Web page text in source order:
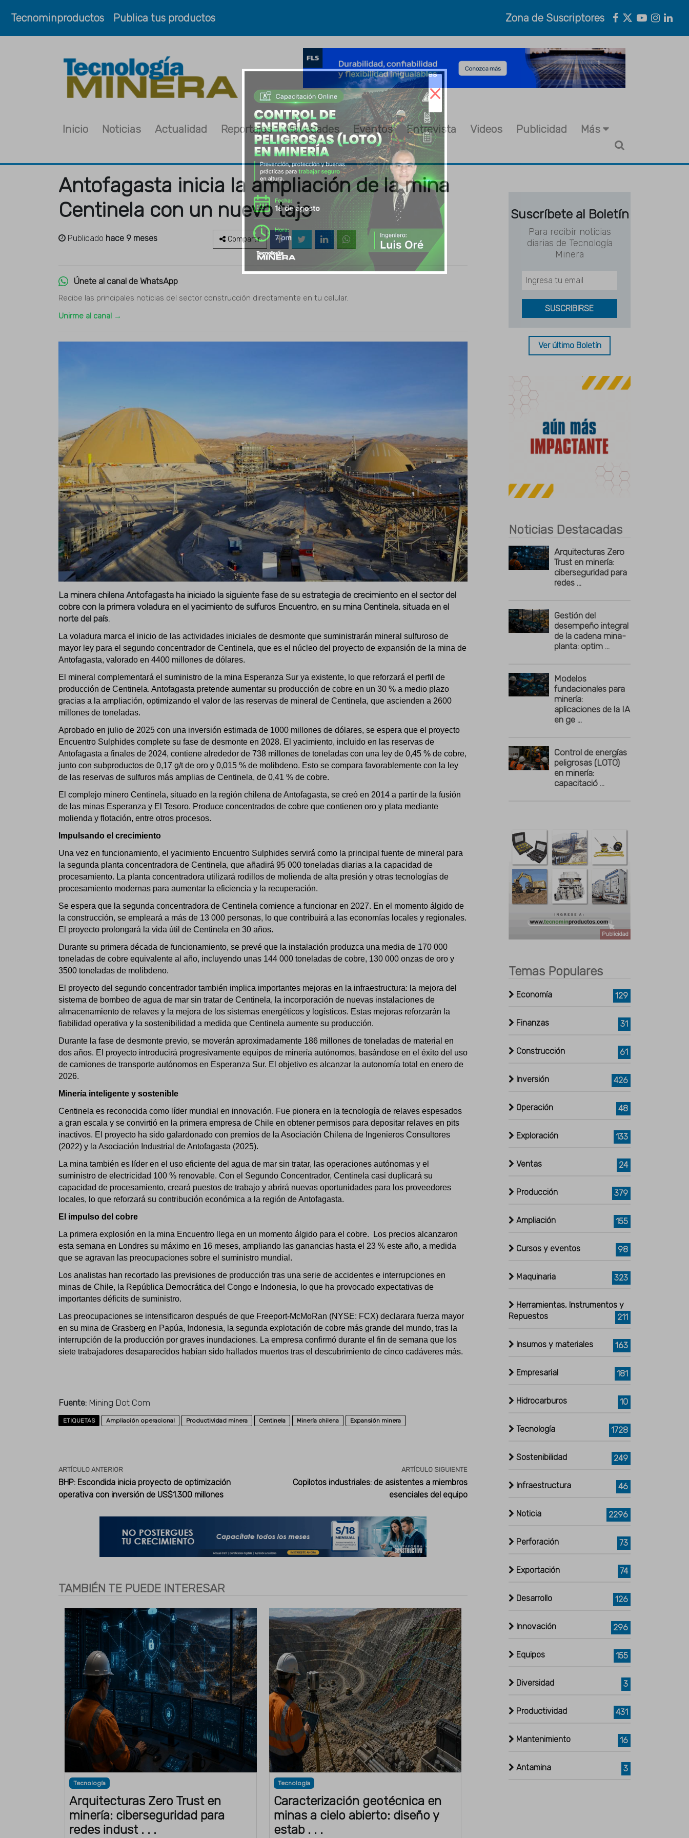
Tecnominproductos Publica tus productos Zona de Suscriptores
Inicio Noticias Actualidad Reportajes Novedades Eventos Entrevista Videos Publicidad Más
Antofagasta inicia la ampliación de la mina
Centinela con un nuevo tajo
Publicado hace 9 meses Compartir
Únete al canal de WhatsApp
Recibe las principales noticias del sector construcción directamente en tu celular.
Unirme al canal →
La minera chilena Antofagasta ha iniciado la siguiente fase de su estrategia de crecimiento en el sector del
cobre con la primera voladura en el yacimiento de sulfuros Encuentro, en su mina Centinela, situada en el
norte del país.
La voladura marca el inicio de las actividades iniciales de desmonte que suministrarán mineral sulfuroso de
mayor ley para el segundo concentrador de Centinela, que es el núcleo del proyecto de expansión de la mina de
Antofagasta, valorado en 4400 millones de dólares.
El mineral complementará el suministro de la mina Esperanza Sur ya existente, lo que reforzará el perfil de
producción de Centinela. Antofagasta pretende aumentar su producción de cobre en un 30 % a medio plazo
gracias a la ampliación, optimizando el valor de las reservas de mineral de Centinela, que ascienden a 2600
millones de toneladas.
Aprobado en julio de 2025 con una inversión estimada de 1000 millones de dólares, se espera que el proyecto
Encuentro Sulphides complete su fase de desmonte en 2028. El yacimiento, incluido en las reservas de
Antofagasta a finales de 2024, contiene alrededor de 738 millones de toneladas con una ley de 0,45 % de cobre,
junto con subproductos de 0,17 g/t de oro y 0,015 % de molibdeno. Esto se compara favorablemente con la ley
de las reservas de sulfuros más amplias de Centinela, de 0,41 % de cobre.
El complejo minero Centinela, situado en la región chilena de Antofagasta, se creó en 2014 a partir de la fusión
de las minas Esperanza y El Tesoro. Produce concentrados de cobre que contienen oro y plata mediante
molienda y flotación, entre otros procesos.
Impulsando el crecimiento
Una vez en funcionamiento, el yacimiento Encuentro Sulphides servirá como la principal fuente de mineral para
la segunda planta concentradora de Centinela, que añadirá 95 000 toneladas diarias a la capacidad de
procesamiento. La planta concentradora utilizará rodillos de molienda de alta presión y otras tecnologías de
procesamiento modernas para aumentar la eficiencia y la recuperación.
Se espera que la segunda concentradora de Centinela comience a funcionar en 2027. En el momento álgido de
la construcción, se empleará a más de 13 000 personas, lo que contribuirá a las economías locales y regionales.
El proyecto prolongará la vida útil de Centinela en 30 años.
Durante su primera década de funcionamiento, se prevé que la instalación produzca una media de 170 000
toneladas de cobre equivalente al año, incluyendo unas 144 000 toneladas de cobre, 130 000 onzas de oro y
3500 toneladas de molibdeno.
El proyecto del segundo concentrador también implica importantes mejoras en la infraestructura: la mejora del
sistema de bombeo de agua de mar sin tratar de Centinela, la incorporación de nuevas instalaciones de
almacenamiento de relaves y la mejora de los sistemas energéticos y logísticos. Estas mejoras reforzarán la
fiabilidad operativa y la sostenibilidad a medida que Centinela aumente su producción.
Durante la fase de desmonte previo, se moverán aproximadamente 186 millones de toneladas de material en
dos años. El proyecto introducirá progresivamente equipos de minería autónomos, basándose en el éxito del uso
de camiones de transporte autónomos en Esperanza Sur. El objetivo es alcanzar la autonomía total en enero de
2026.
Minería inteligente y sostenible
Centinela es reconocida como líder mundial en innovación. Fue pionera en la tecnología de relaves espesados
a gran escala y se convirtió en la primera empresa de Chile en obtener permisos para depositar relaves en pits
inactivos. El proyecto ha sido galardonado con premios de la Asociación Chilena de Ingenieros Consultores
(2022) y la Asociación Industrial de Antofagasta (2025).
La mina también es líder en el uso eficiente del agua de mar sin tratar, las operaciones autónomas y el
suministro de electricidad 100 % renovable. Con el Segundo Concentrador, Centinela casi duplicará su
capacidad de procesamiento, creará puestos de trabajo y abrirá nuevas oportunidades para los proveedores
locales, lo que reforzará su contribución económica a la región de Antofagasta.
El impulso del cobre
La primera explosión en la mina Encuentro llega en un momento álgido para el cobre. Los precios alcanzaron
esta semana en Londres su máximo en 16 meses, ampliando las ganancias hasta el 23 % este año, a medida
que se agravan las preocupaciones sobre el suministro mundial.
Los analistas han recortado las previsiones de producción tras una serie de accidentes e interrupciones en
minas de Chile, la República Democrática del Congo e Indonesia, lo que ha provocado expectativas de
importantes déficits de suministro.
Las preocupaciones se intensificaron después de que Freeport-McMoRan (NYSE: FCX) declarara fuerza mayor
en su mina de Grasberg en Papúa, Indonesia, la segunda explotación de cobre más grande del mundo, tras la
interrupción de la producción por graves inundaciones. La empresa confirmó durante el fin de semana que los
siete trabajadores desaparecidos habían sido hallados muertos tras el descubrimiento de cinco cadáveres más.
Fuente: Mining Dot Com
ETIQUETAS Ampliación operacional Productividad minera Centinela Minería chilena Expansión minera
ARTÍCULO ANTERIOR
BHP: Escondida inicia proyecto de optimización
operativa con inversión de US$1.300 millones
ARTÍCULO SIGUIENTE
Copilotos industriales: de asistentes a miembros
esenciales del equipo
TAMBIÉN TE PUEDE INTERESAR
Tecnología
Arquitecturas Zero Trust en
minería: ciberseguridad para
redes indust . . .
Tecnología
Caracterización geotécnica en
minas a cielo abierto: diseño y
estab . . .
Suscríbete al Boletín
Para recibir noticias
diarias de Tecnología
Minera
Ver último Boletín
Noticias Destacadas
Arquitecturas Zero
Trust en minería:
ciberseguridad para
redes ...
Gestión del
desempeño integral
de la cadena mina-
planta: optim ...
Modelos
fundacionales para
minería:
aplicaciones de la IA
en ge ...
Control de energías
peligrosas (LOTO)
en minería:
capacitació ...
Publicidad
Temas Populares
Economía 129
Finanzas 31
Construcción 61
Inversión 426
Operación 48
Exploración 133
Ventas 24
Producción 379
Ampliación 155
Cursos y eventos 98
Maquinaria 323
Herramientas, Instrumentos y
Repuestos
211
Insumos y materiales 163
Empresarial 181
Hidrocarburos 10
Tecnología 1728
Sostenibilidad 249
Infraestructura 46
Noticia 2296
Perforación 73
Exportación 74
Desarrollo 126
Innovación 296
Equipos 155
Diversidad 3
Productividad 431
Mantenimiento 16
Antamina 3
×